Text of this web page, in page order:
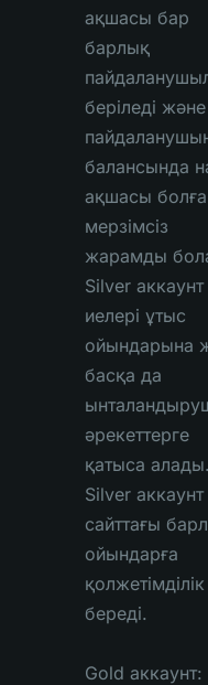
ақшасы бар
барлық
беріледі және
балансында
ақшасы
мерзімсіз
жарамды
Silver аккаунт
иелері ұтыс
ойындарына
басқа да
әрекеттерге
қатыса
Silver аккаунт
сайттағы
ойындарға
қолжетімділік
береді.
Gold аккаунт: